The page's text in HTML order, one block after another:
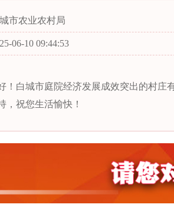
市农业农村局
06-10 09:44:53
！白城市庭院经济发展成效突出的村
，祝您生活愉快！